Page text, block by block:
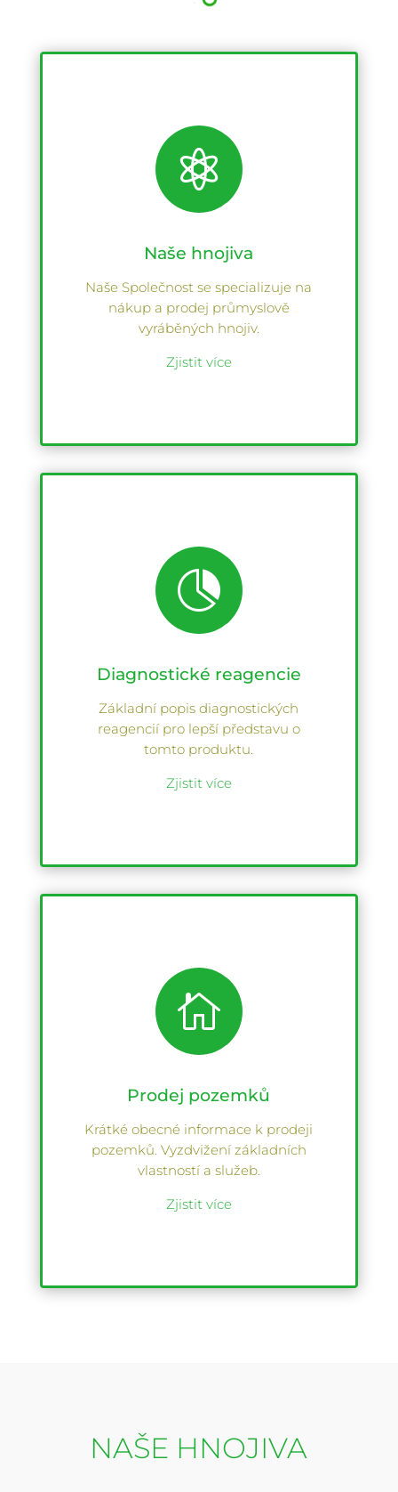

Naše hnojiva
Naše Společnost se specializuje na
nákup a prodej průmyslově
vyráběných hnojiv.
Zjistit více

Diagnostické reagencie
Základní popis diagnostických
reagencií pro lepší představu o
tomto produktu.
Zjistit více

Prodej pozemků
Krátké obecné informace k prodeji
pozemků. Vyzdvižení základních
vlastností a služeb.
Zjistit více
NAŠE HNOJIVA